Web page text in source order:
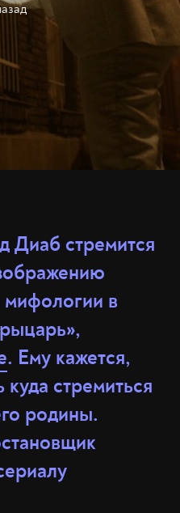
Диаб стремится
мифологии в
. Ему кажется,
куда стремиться
родины.